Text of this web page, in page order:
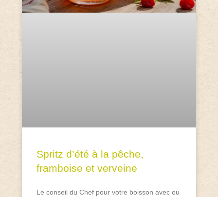
Spritz d’été à la pêche,
framboise et verveine
Le conseil du Chef pour votre boisson avec ou